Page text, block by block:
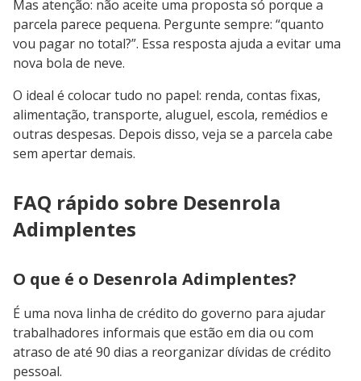
Mas atenção: não aceite uma proposta só porque a
parcela parece pequena. Pergunte sempre: “quanto
vou pagar no total?”. Essa resposta ajuda a evitar uma
nova bola de neve.
O ideal é colocar tudo no papel: renda, contas fixas,
alimentação, transporte, aluguel, escola, remédios e
outras despesas. Depois disso, veja se a parcela cabe
sem apertar demais.
FAQ rápido sobre Desenrola
Adimplentes
O que é o Desenrola Adimplentes?
É uma nova linha de crédito do governo para ajudar
trabalhadores informais que estão em dia ou com
atraso de até 90 dias a reorganizar dívidas de crédito
pessoal.